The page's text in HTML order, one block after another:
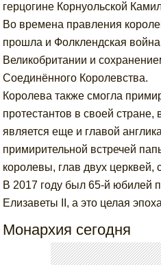
герцогине Корнуольской
Во времена правления
прошла и Фолклендская
Великобритании и
Соединённого Королевства.
Королева также смогла
протестантов в своей стране,
является еще и главой
примирительной встречей
королевы, глав двух церквей,
В 2017 году был 65-й юбилей
Елизаветы II, а это целая
Монархия сегодня